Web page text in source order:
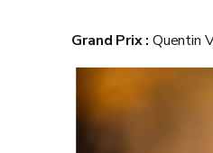
Grand Prix : Quentin